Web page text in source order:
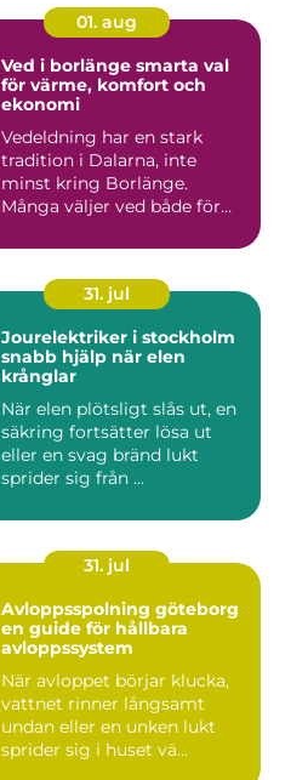
01. aug
Ved i borlänge smarta val
för värme, komfort och
ekonomi
Vedeldning har en stark
tradition i Dalarna, inte
minst kring Borlänge.
Många väljer ved både för
31. jul
Jourelektriker i stockholm
snabb hjälp när elen
krånglar
När elen plötsligt slås ut, en
säkring fortsätter lösa ut
eller en svag bränd lukt
sprider sig från ...
31. jul
Avloppsspolning göteborg
en guide för hållbara
avloppssystem
När avloppet börjar klucka,
vattnet rinner långsamt
undan eller en unken lukt
sprider sig i huset vä...